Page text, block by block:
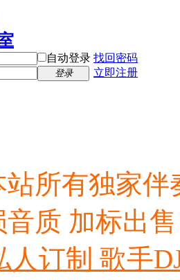
自动登录 找回密码
登录
立即注册
站所有独家伴
音质 加标出
人订制 歌手